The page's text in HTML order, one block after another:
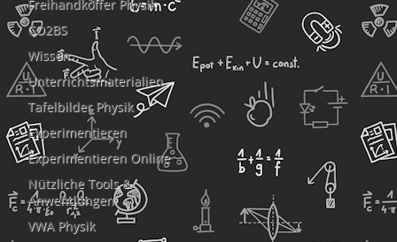
Freihandkoffer Physik
CO2BS
Wissen
Unterrichtsmaterialien
Tafelbilder Physik
Experimentieren
Experimentieren Online
Nützliche Tools &
Anwendungen
VWA Physik